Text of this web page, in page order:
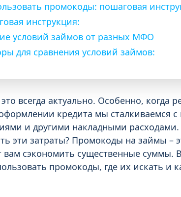
промокоды: пошаговая
инструкция:
условий займов от разных МФО
для сравнения условий займов:
всегда актуально. Особенно, когда
кредита мы сталкиваемся
и другими накладными расходами.
эти затраты? Промокоды на займы –
сэкономить существенные суммы.
промокоды, где их искать и